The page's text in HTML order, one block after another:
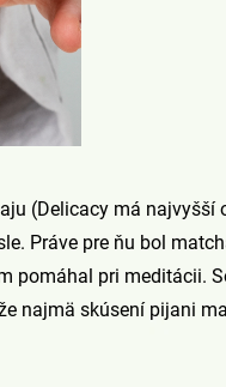
(Delicacy má
Práve pre ňu bol
pri meditácii.
najmä skúsení pijani